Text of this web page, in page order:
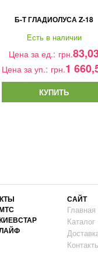
Б-Т ГЛАДИОЛУСА Z-18
Есть в наличии
Цена за ед.: грн.
Цена за уп.: грн.1
КУПИТЬ
ЛАЙФ
САЙТ
Главная
Каталог